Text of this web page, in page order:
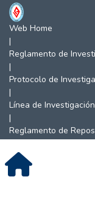
Web Home
|
Reglamento de
|
Protocolo de
|
Línea de Investigación
|
Reglamento de